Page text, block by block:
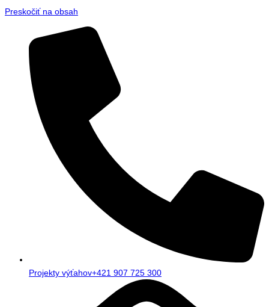
Preskočiť na obsah
Projekty výťahov+421 907 725 300